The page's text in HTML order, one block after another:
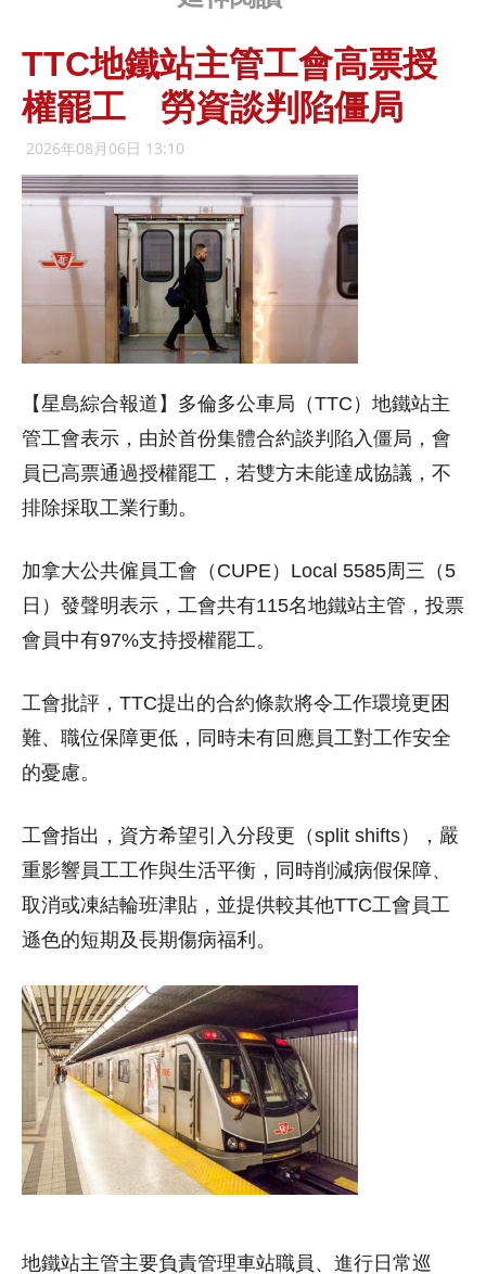
TTC地鐵站主管工會高票授
權罷工 勞資談判陷僵局
2026年08月06日 13:10
【星島綜合報道】多倫多公車局（TTC）地鐵站主
管工會表示，由於首份集體合約談判陷入僵局，會
員已高票通過授權罷工，若雙方未能達成協議，不
排除採取工業行動。
加拿大公共僱員工會（CUPE）Local 5585周三（5
日）發聲明表示，工會共有115名地鐵站主管，投票
會員中有97%支持授權罷工。
工會批評，TTC提出的合約條款將令工作環境更困
難、職位保障更低，同時未有回應員工對工作安全
的憂慮。
工會指出，資方希望引入分段更（split shifts），嚴
重影響員工工作與生活平衡，同時削減病假保障、
取消或凍結輪班津貼，並提供較其他TTC工會員工
遜色的短期及長期傷病福利。
地鐵站主管主要負責管理車站職員、進行日常巡